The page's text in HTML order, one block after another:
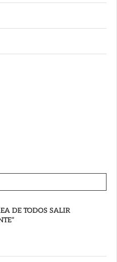
DE TODOS SALIR